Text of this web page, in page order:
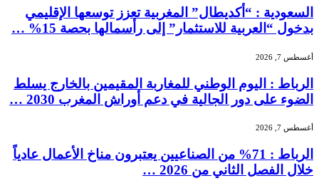
السعودية : “أكديطال” المغربية تعزز توسعها الإقليمي
بدخول “العربية للاستثمار” إلى رأسمالها بحصة 15% …
أغسطس 7, 2026
الرباط : اليوم الوطني للمغاربة المقيمين بالخارج يسلط
الضوء على دور الجالية في دعم أوراش المغرب 2030 …
أغسطس 7, 2026
الرباط : 71% من الصناعيين يعتبرون مناخ الأعمال عادياً
خلال الفصل الثاني من 2026 …